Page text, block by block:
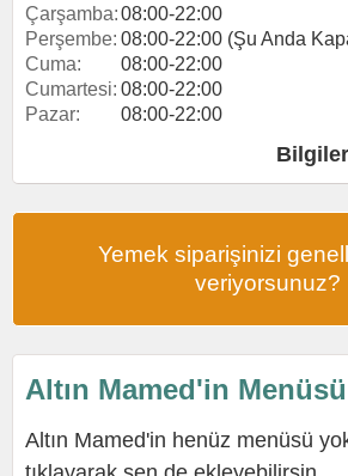
Çarşamba:08:00-22:00
Perşembe: 08:00-22:00 (Şu Anda
Cuma:
08:00-22:00
Cumartesi: 08:00-22:00
Pazar:
08:00-22:00
Yemek siparişinizi
veriyorsunuz?
Altın Mamed'in Menüsü
Altın Mamed'in henüz menüsü